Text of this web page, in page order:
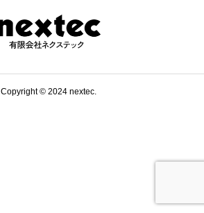
Copyright © 2024 nextec.